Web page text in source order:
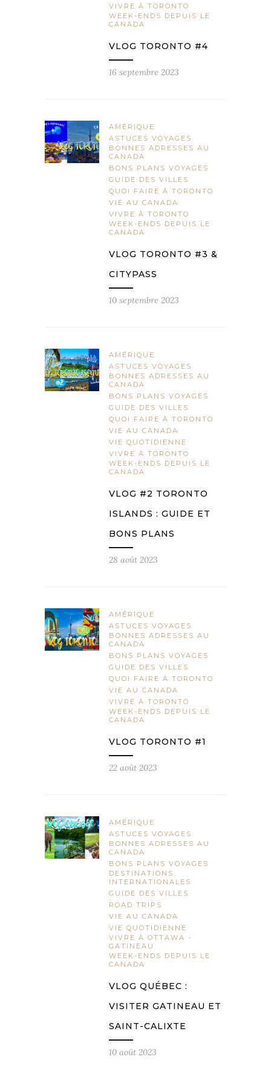
VIVRE À TORONTO
WEEK-ENDS DEPUIS LE
CANADA
VLOG TORONTO #4
16 septembre 2023
AMÉRIQUE
ASTUCES VOYAGES
BONNES ADRESSES AU
CANADA
BONS PLANS VOYAGES
GUIDE DES VILLES
QUOI FAIRE À TORONTO
VIE AU CANADA
VIVRE À TORONTO
WEEK-ENDS DEPUIS LE
CANADA
VLOG TORONTO #3 &
CITYPASS
10 septembre 2023
AMÉRIQUE
ASTUCES VOYAGES
BONNES ADRESSES AU
CANADA
BONS PLANS VOYAGES
GUIDE DES VILLES
QUOI FAIRE À TORONTO
VIE AU CANADA
VIE QUOTIDIENNE
VIVRE À TORONTO
WEEK-ENDS DEPUIS LE
CANADA
VLOG #2 TORONTO
ISLANDS : GUIDE ET
BONS PLANS
28 août 2023
AMÉRIQUE
ASTUCES VOYAGES
BONNES ADRESSES AU
CANADA
BONS PLANS VOYAGES
GUIDE DES VILLES
QUOI FAIRE À TORONTO
VIE AU CANADA
VIVRE À TORONTO
WEEK-ENDS DEPUIS LE
CANADA
VLOG TORONTO #1
22 août 2023
AMÉRIQUE
ASTUCES VOYAGES
BONNES ADRESSES AU
CANADA
BONS PLANS VOYAGES
DESTINATIONS
INTERNATIONALES
GUIDE DES VILLES
ROAD TRIPS
VIE AU CANADA
VIE QUOTIDIENNE
VIVRE À OTTAWA -
GATINEAU
WEEK-ENDS DEPUIS LE
CANADA
VLOG QUÉBEC :
VISITER GATINEAU ET
SAINT-CALIXTE
10 août 2023